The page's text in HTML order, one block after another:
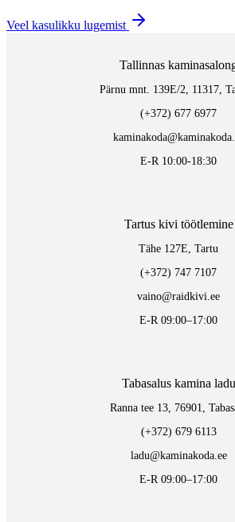
Veel kasulikku lugemist
Tallinnas
Pärnu mnt. 139E/2, 11317,
(+372) 677 6977
E-R 10:00-18:30
Tartus kivi töötlemine
Tähe 127E, Tartu
(+372) 747 7107
vaino@raidkivi.ee
E-R 09:00–17:00
Tabasalus kamina ladu
Ranna tee 13, 76901,
(+372) 679 6113
ladu@kaminakoda.ee
E-R 09:00–17:00